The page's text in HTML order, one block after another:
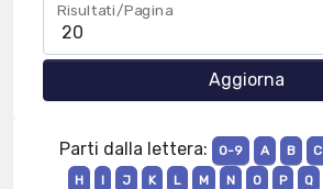
Risultati/Pagina
Parti dalla lettera: 0-9 A B C
H
I J K L M N O P Q